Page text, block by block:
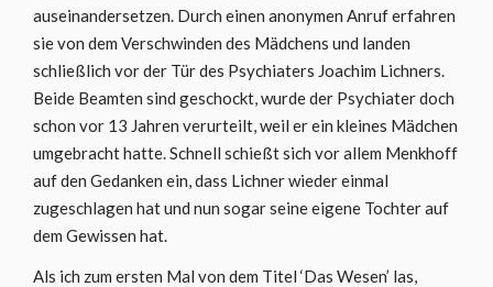
auseinandersetzen. Durch einen anonymen Anruf erfahren
sie von dem Verschwinden des Mädchens und landen
schließlich vor der Tür des Psychiaters Joachim Lichners.
Beide Beamten sind geschockt, wurde der Psychiater doch
schon vor 13 Jahren verurteilt, weil er ein kleines Mädchen
umgebracht hatte. Schnell schießt sich vor allem Menkhoff
auf den Gedanken ein, dass Lichner wieder einmal
zugeschlagen hat und nun sogar seine eigene Tochter auf
dem Gewissen hat.
Als ich zum ersten Mal von dem Titel ‘Das Wesen’ las,